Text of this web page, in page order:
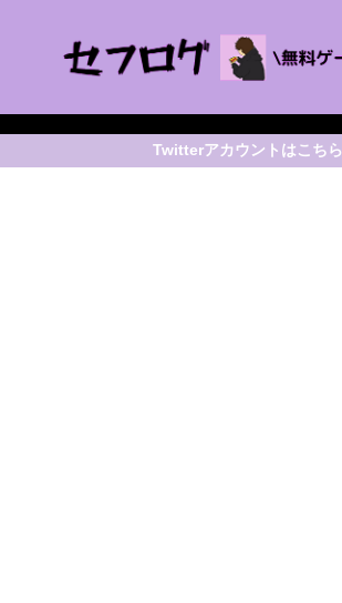
Twitterアカウントはこちら